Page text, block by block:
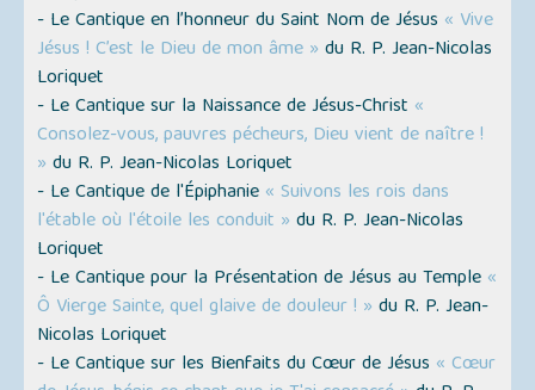
- Le Cantique en l’honneur du Saint Nom de Jésus « Vive
Jésus ! C’est le Dieu de mon âme » du R. P. Jean-Nicolas
Loriquet
- Le Cantique sur la Naissance de Jésus-Christ «
Consolez-vous, pauvres pécheurs, Dieu vient de naître !
» du R. P. Jean-Nicolas Loriquet
- Le Cantique de l'Épiphanie « Suivons les rois dans
l'étable où l'étoile les conduit » du R. P. Jean-Nicolas
Loriquet
- Le Cantique pour la Présentation de Jésus au Temple «
Ô Vierge Sainte, quel glaive de douleur ! » du R. P. Jean-
Nicolas Loriquet
- Le Cantique sur les Bienfaits du Cœur de Jésus « Cœur